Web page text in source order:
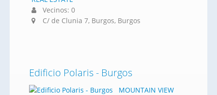
Vecinos: 0
C/ de Clunia 7, Burgos, Burgos
Edificio Polaris - Burgos
MOUNTAIN VIEW